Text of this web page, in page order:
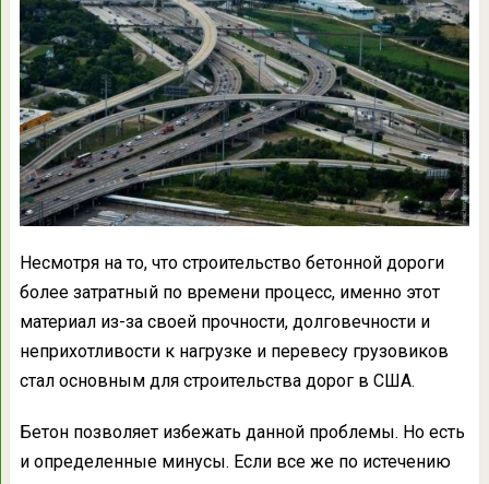
Несмотря на то, что строительство бетонной дороги
более затратный по времени процесс, именно этот
материал из-за своей прочности, долговечности и
неприхотливости к нагрузке и перевесу грузовиков
стал основным для строительства дорог в США.
Бетон позволяет избежать данной проблемы. Но есть
и определенные минусы. Если все же по истечению